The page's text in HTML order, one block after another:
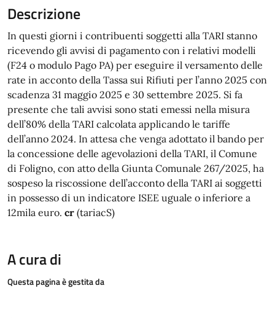
Descrizione
In questi giorni i contribuenti soggetti alla TARI stanno
ricevendo gli avvisi di pagamento con i relativi modelli
(F24 o modulo Pago PA) per eseguire il versamento delle
rate in acconto della Tassa sui Rifiuti per l’anno 2025 con
scadenza 31 maggio 2025 e 30 settembre 2025. Si fa
presente che tali avvisi sono stati emessi nella misura
dell’80% della TARI calcolata applicando le tariffe
dell’anno 2024. In attesa che venga adottato il bando per
la concessione delle agevolazioni della TARI, il Comune
di Foligno, con atto della Giunta Comunale 267/2025, ha
sospeso la riscossione dell’acconto della TARI ai soggetti
in possesso di un indicatore ISEE uguale o inferiore a
12mila euro. cr (tariacS)
A cura di
Questa pagina è gestita da